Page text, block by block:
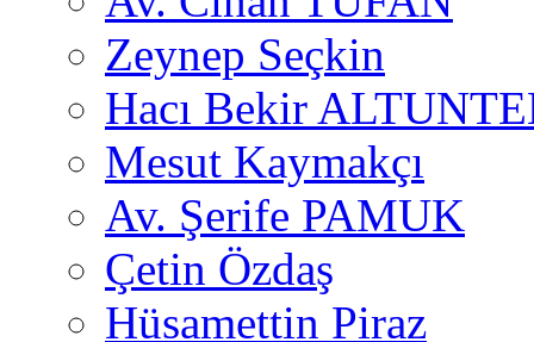
Zeynep Seçkin
Hacı Bekir
Mesut Kaymakçı
Av. Şerife PAMUK
Çetin Özdaş
Hüsamettin Piraz